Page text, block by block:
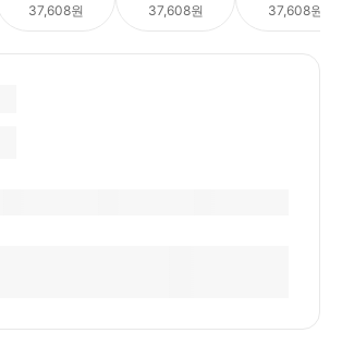
37,608원 37,608원 37,608원